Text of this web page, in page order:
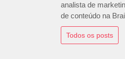
analista de
de conteúdo na
Todos os posts